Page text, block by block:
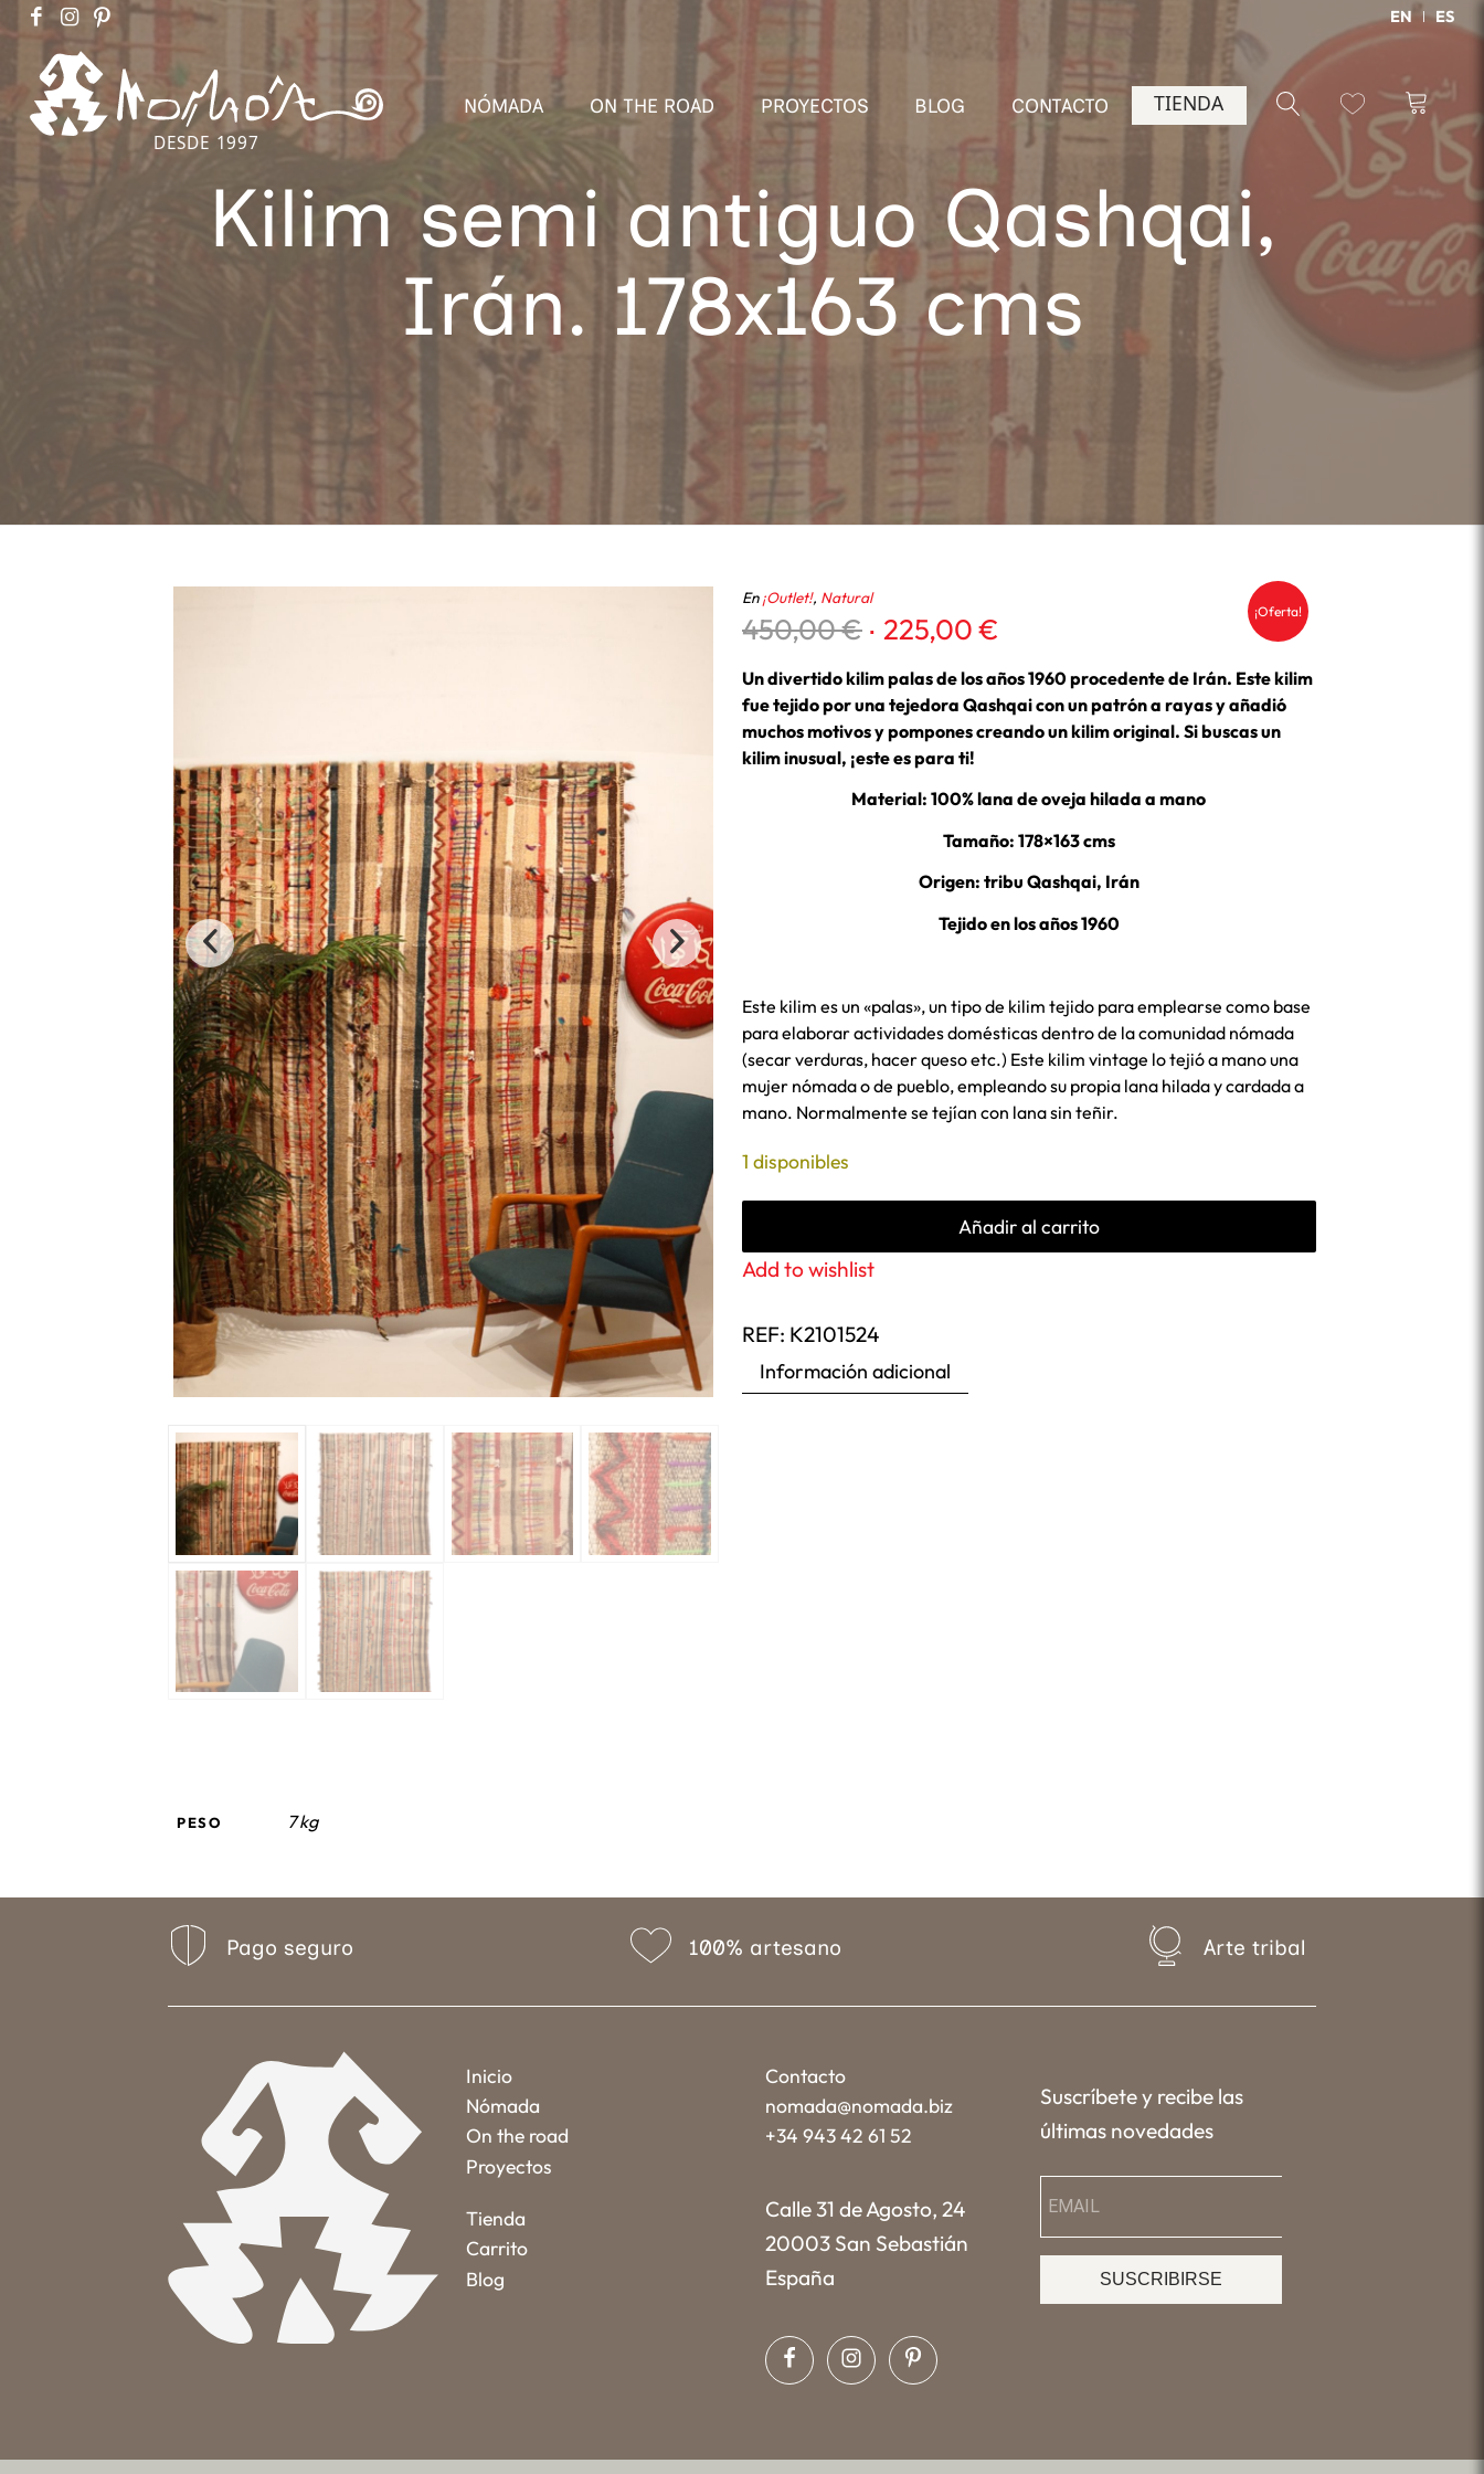
EN ES
DESDE 1997
NÓMADA ON THE ROAD PROYECTOS BLOG CONTACTO TIENDA
Kilim semi antiguo Qashqai,
Irán. 178x163 cms
¡Oferta!
En¡Outlet!, Natural
450,00€ El
precio
original
era:
450,00 €.
225,00€
actual
es:
225,00 €.
Un divertido kilim palas de los años 1960 procedente de Irán. Este kilim
fue tejido por una tejedora Qashqai con un patrón a rayas y añadió
muchos motivos y pompones creando un kilim original. Si buscas un
kilim inusual, ¡este es para ti!
Material: 100% lana de oveja hilada a mano
Tamaño: 178×163 cms
Origen: tribu Qashqai, Irán
Tejido en los años 1960
Este kilim es un «palas», un tipo de kilim tejido para emplearse como base
para elaborar actividades domésticas dentro de la comunidad nómada
(secar verduras, hacer queso etc.) Este kilim vintage lo tejió a mano una
mujer nómada o de pueblo, empleando su propia lana hilada y cardada a
mano. Normalmente se tejían con lana sin teñir.
1 disponibles
Añadir al carrito
Add to wishlist
REF: K2101524
Información adicional
PESO 7 kg
Pago seguro 100% artesano Arte tribal
Inicio
Nómada
On the road
Proyectos
Tienda
Carrito
Blog
Contacto
nomada@nomada.biz
+34 943 42 61 52
Calle 31 de Agosto, 24
20003 San Sebastián
España
Suscríbete y recibe las
últimas novedades
SUSCRIBIRSE